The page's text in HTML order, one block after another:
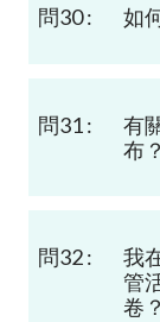
問30 : 如
問31 :
有
布？
問32 :
我
管
卷？